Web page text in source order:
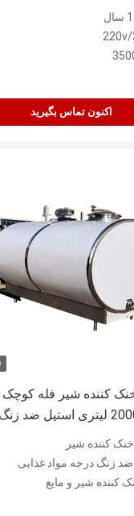
اکنون تماس بگیرید
کننده شیر
ضد زنگ درجه مواد غذایی
کننده شیر و مایع